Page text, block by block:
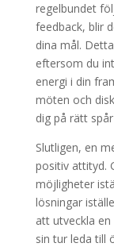
regelbundet
feedback, blir
dina mål.
eftersom du
energi i din
möten och
dig på rätt
Slutligen, en
positiv attityd.
möjligheter
lösningar
att utveckla
sin tur leda till